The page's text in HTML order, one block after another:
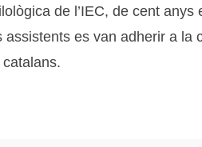
de l’IEC, de cent
assistents es van adherir a
catalans.